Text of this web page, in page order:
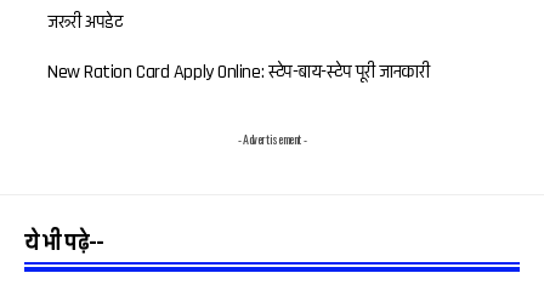
जरूरी अपडेट
New Ration Card Apply Online: स्टेप-बाय-स्टेप पूरी जानकारी
- Advertisement -
ये भी पढ़े--